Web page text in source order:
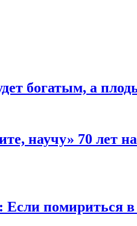
богатым, а
научу» 70 лет
помириться в